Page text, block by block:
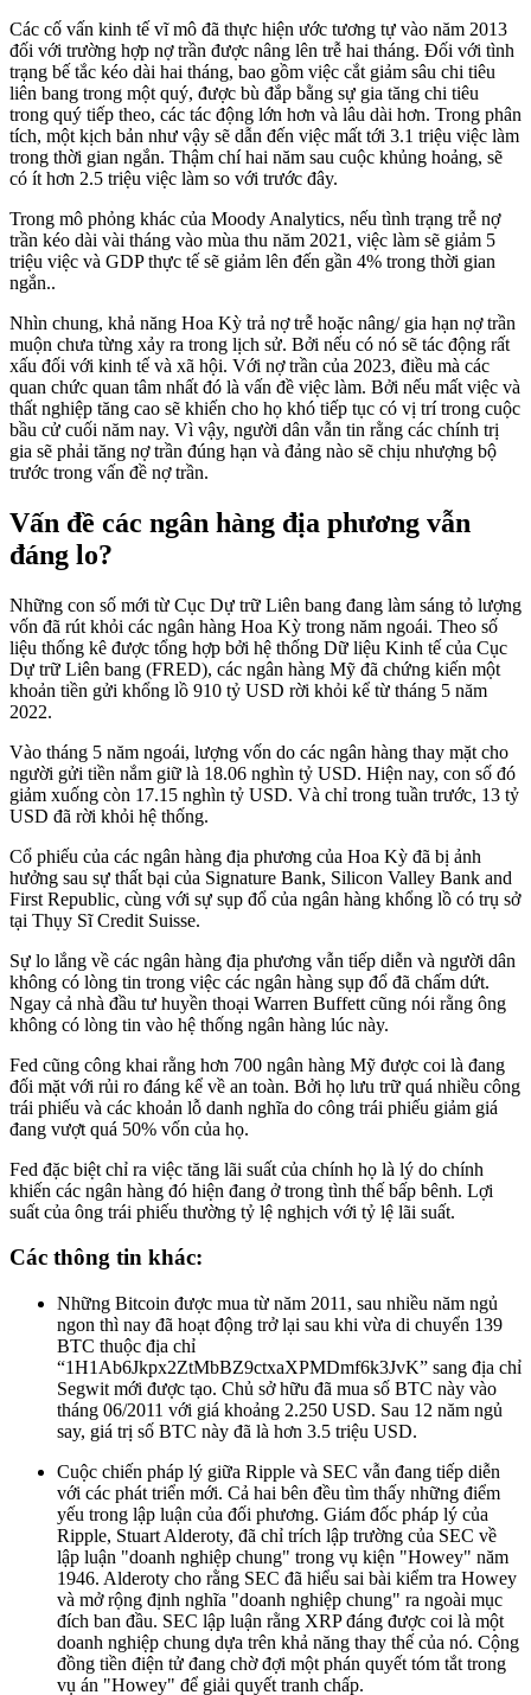
Các cố vấn kinh tế vĩ mô đã thực hiện ước tương tự vào năm 2013
đối với trường hợp nợ trần được nâng lên trễ hai tháng. Đối với tình
trạng bế tắc kéo dài hai tháng, bao gồm việc cắt giảm sâu chi tiêu
liên bang trong một quý, được bù đắp bằng sự gia tăng chi tiêu
trong quý tiếp theo, các tác động lớn hơn và lâu dài hơn. Trong phân
tích, một kịch bản như vậy sẽ dẫn đến việc mất tới 3.1 triệu việc làm
trong thời gian ngắn. Thậm chí hai năm sau cuộc khủng hoảng, sẽ
có ít hơn 2.5 triệu việc làm so với trước đây.
Trong mô phỏng khác của Moody Analytics, nếu tình trạng trễ nợ
trần kéo dài vài tháng vào mùa thu năm 2021, việc làm sẽ giảm 5
triệu việc và GDP thực tế sẽ giảm lên đến gần 4% trong thời gian
ngắn..
Nhìn chung, khả năng Hoa Kỳ trả nợ trễ hoặc nâng/ gia hạn nợ trần
muộn chưa từng xảy ra trong lịch sử. Bởi nếu có nó sẽ tác động rất
xấu đối với kinh tế và xã hội. Với nợ trần của 2023, điều mà các
quan chức quan tâm nhất đó là vấn đề việc làm. Bởi nếu mất việc và
thất nghiệp tăng cao sẽ khiến cho họ khó tiếp tục có vị trí trong cuộc
bầu cử cuối năm nay. Vì vậy, người dân vẫn tin rằng các chính trị
gia sẽ phải tăng nợ trần đúng hạn và đảng nào sẽ chịu nhượng bộ
trước trong vấn đề nợ trần.
Vấn đề các ngân hàng địa phương vẫn
đáng lo?
Những con số mới từ Cục Dự trữ Liên bang đang làm sáng tỏ lượng
vốn đã rút khỏi các ngân hàng Hoa Kỳ trong năm ngoái. Theo số
liệu thống kê được tổng hợp bởi hệ thống Dữ liệu Kinh tế của Cục
Dự trữ Liên bang (FRED), các ngân hàng Mỹ đã chứng kiến một
khoản tiền gửi khổng lồ 910 tỷ USD rời khỏi kể từ tháng 5 năm
2022.
Vào tháng 5 năm ngoái, lượng vốn do các ngân hàng thay mặt cho
người gửi tiền nắm giữ là 18.06 nghìn tỷ USD. Hiện nay, con số đó
giảm xuống còn 17.15 nghìn tỷ USD. Và chỉ trong tuần trước, 13 tỷ
USD đã rời khỏi hệ thống.
Cổ phiếu của các ngân hàng địa phương của Hoa Kỳ đã bị ảnh
hưởng sau sự thất bại của Signature Bank, Silicon Valley Bank and
First Republic, cùng với sự sụp đổ của ngân hàng khổng lồ có trụ sở
tại Thụy Sĩ Credit Suisse.
Sự lo lắng về các ngân hàng địa phương vẫn tiếp diễn và người dân
không có lòng tin trong việc các ngân hàng sụp đổ đã chấm dứt.
Ngay cả nhà đầu tư huyền thoại Warren Buffett cũng nói rằng ông
không có lòng tin vào hệ thống ngân hàng lúc này.
Fed cũng công khai rằng hơn 700 ngân hàng Mỹ được coi là đang
đối mặt với rủi ro đáng kể về an toàn. Bởi họ lưu trữ quá nhiều công
trái phiếu và các khoản lỗ danh nghĩa do công trái phiếu giảm giá
đang vượt quá 50% vốn của họ.
Fed đặc biệt chỉ ra việc tăng lãi suất của chính họ là lý do chính
khiến các ngân hàng đó hiện đang ở trong tình thế bấp bênh. Lợi
suất của ông trái phiếu thường tỷ lệ nghịch với tỷ lệ lãi suất.
Các thông tin khác:
Những Bitcoin được mua từ năm 2011, sau nhiều năm ngủ
ngon thì nay đã hoạt động trở lại sau khi vừa di chuyển 139
BTC thuộc địa chỉ
“1H1Ab6Jkpx2ZtMbBZ9ctxaXPMDmf6k3JvK” sang địa chỉ
Segwit mới được tạo. Chủ sở hữu đã mua số BTC này vào
tháng 06/2011 với giá khoảng 2.250 USD. Sau 12 năm ngủ
say, giá trị số BTC này đã là hơn 3.5 triệu USD.
Cuộc chiến pháp lý giữa Ripple và SEC vẫn đang tiếp diễn
với các phát triển mới. Cả hai bên đều tìm thấy những điểm
yếu trong lập luận của đối phương. Giám đốc pháp lý của
Ripple, Stuart Alderoty, đã chỉ trích lập trường của SEC về
lập luận "doanh nghiệp chung" trong vụ kiện "Howey" năm
1946. Alderoty cho rằng SEC đã hiểu sai bài kiểm tra Howey
và mở rộng định nghĩa "doanh nghiệp chung" ra ngoài mục
đích ban đầu. SEC lập luận rằng XRP đáng được coi là một
doanh nghiệp chung dựa trên khả năng thay thế của nó. Cộng
đồng tiền điện tử đang chờ đợi một phán quyết tóm tắt trong
vụ án "Howey" để giải quyết tranh chấp.